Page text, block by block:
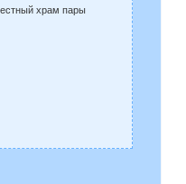
храм пары